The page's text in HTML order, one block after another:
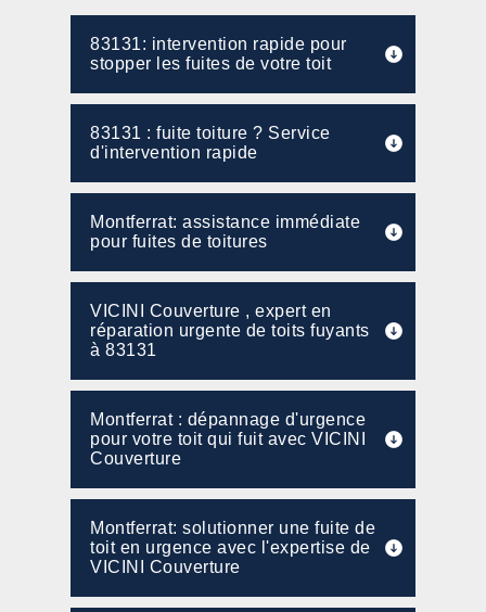
83131: intervention rapide pour
stopper les fuites de votre toit
83131 : fuite toiture ? Service
d'intervention rapide
Montferrat: assistance immédiate
pour fuites de toitures
VICINI Couverture , expert en
réparation urgente de toits fuyants
à 83131
Montferrat : dépannage d'urgence
pour votre toit qui fuit avec VICINI
Couverture
Montferrat: solutionner une fuite de
toit en urgence avec l'expertise de
VICINI Couverture